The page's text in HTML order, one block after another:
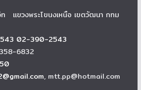
แขวงพระโขนงเหนือ เขตวัฒนา กทม
02-390-2543
6832
, mtt.pp@hotmail.com